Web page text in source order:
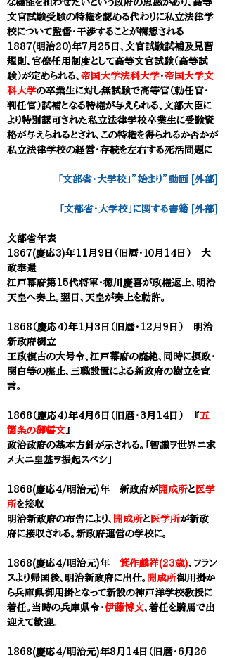
な機能を担わせたいという政府の思惑があり、高等
文官試験受験の特権を認める代わりに私立法律学
校について監督・干渉することが構想される
1887(明治20)年7月25日、文官試験試補及見習
規則、官僚任用制度として高等文官試験（高等試
験）が定められる、 帝国大学法科大学・帝国大学文
科大学の卒業生に対し無試験で高等官（勅任官・
判任官）試補となる特権が与えられる、 文部大臣に
より特別認可された私立法律学校卒業生に受験資
格が与えられるとされ、 この特権を得られるか否かが
私立法律学校の経営・存続を左右する死活問題に
「文部省・大学校」”始まり”動画 [外部]
​「文部省・大学校」に関する書籍 [外部]
文部省年表
1867(慶応3)年11月9日（旧暦・１０月14日） 大
政奉還
江戸幕府第15代将軍・徳川慶喜が政権返上、明治
天皇へ奏上。翌日、天皇が奏上を勅許。
1868（慶応4）年1月3日（旧暦・12月9日） 明治
新政府樹立
王政復古の大号令、江戸幕府の廃絶、同時に摂政・
関白等の廃止、三職設置による新政府の樹立を宣
言。
1868（慶応4）年4月6日（旧暦・3月14日） 『五
箇条の御誓文』
政治政府の基本方針が示される。「智識ヲ世界ニ求
メ大ニ皇基ヲ振起スべシ」
1868(慶応4/明治元)年 新政府が開成所と 医学
所を接収
明治新政府の布告により、 開成所と 医学所が新政
府に接収される。新政府運営の学校に。
1868(慶応4/明治元)年 箕作麟祥(23歳)、フラン
スより帰国後、明治新政府に出仕。 開成所御用掛か
ら兵庫県御用掛となって新設の神戸洋学校教授に
着任。当時の兵庫県令・伊藤博文、着任を騎馬で出
迎えて歓迎。
1868(慶応4/明治元)年8月14日（旧暦・6月26